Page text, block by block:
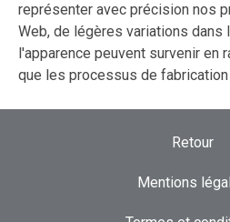
représenter avec précision nos
Web, de légères variations dans
l'apparence peuvent survenir en
que les processus de
Retour
Mentions